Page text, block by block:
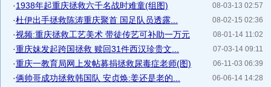
08-03-13 02:57
·1938年起重庆拯救六千名战时难童(组图)
08-02-15 02:36
·杜伊出手拯救陈涛重庆聚首 国足队员透露...
08-01-14 11:02
·视频:重庆拯救工艺美术 带徒传艺可补助一万元
07-03-14 09:11
·重庆妹发起跨国拯救 赎回31件西汉珍贵文...
06-11-03 06:39
·重庆一教育局网上发帖募捐拯救尿毒症老师(图)
06-06-14 14:28
·俩帅哥成功拯救韩国队 安贞焕:姜还是老的...